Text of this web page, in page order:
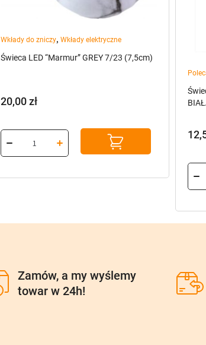
Wkłady do zniczy, Wkłady elektryczne
Świeca LED “Marmur” GREY 7/23 (7,5cm)
20,00zł
Zamów, a my wyślemy
towar w 24h!